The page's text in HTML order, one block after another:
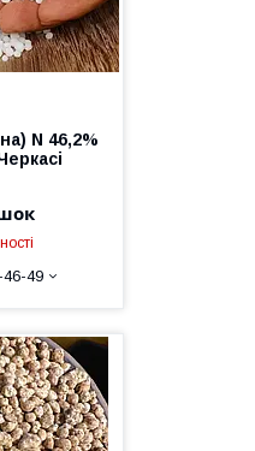
N 46,2%
46-49